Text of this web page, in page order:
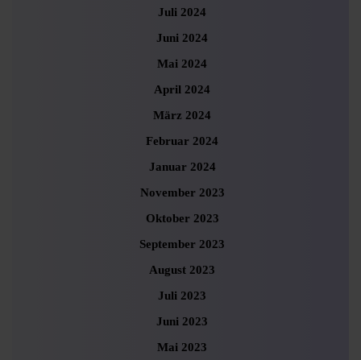
Juli 2024
Juni 2024
Mai 2024
April 2024
März 2024
Februar 2024
Januar 2024
November 2023
Oktober 2023
September 2023
August 2023
Juli 2023
Juni 2023
Mai 2023